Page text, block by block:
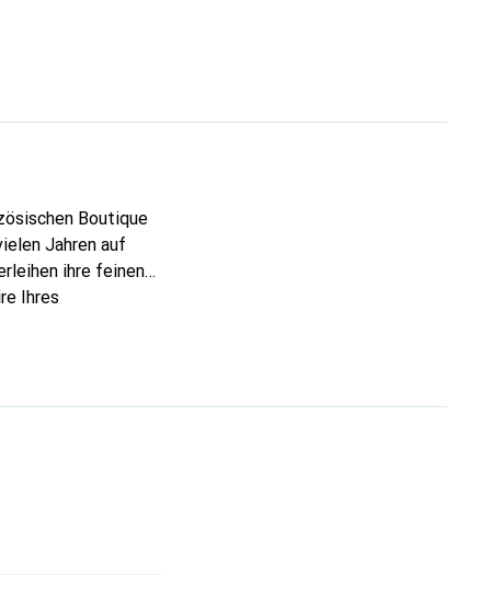
Boutique
Jahren auf
ihre feinen
Ihres